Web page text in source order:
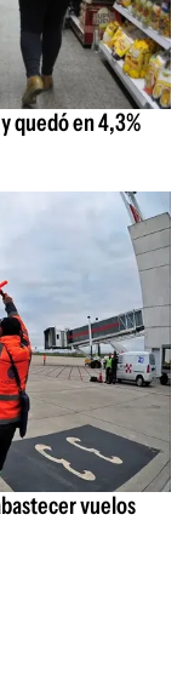
quedó en 4,3%
vuelos